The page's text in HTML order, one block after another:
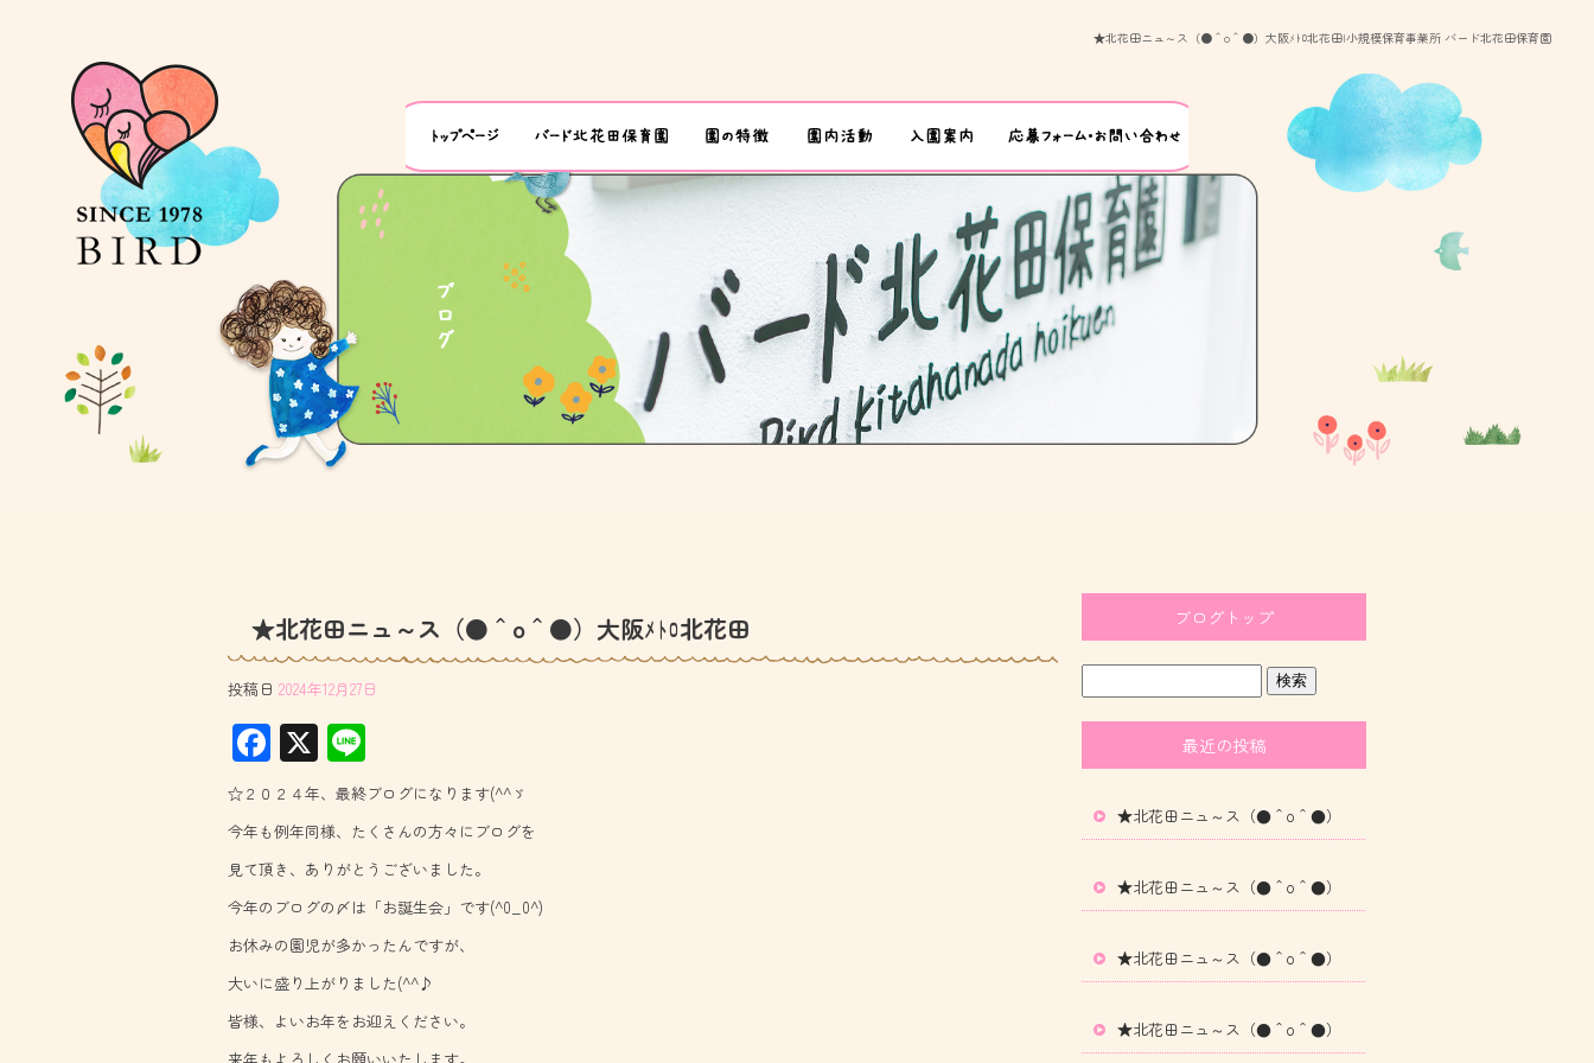
★北花田ニュ～ス（●＾o＾●）大阪ﾒﾄﾛ北花田|小規模保育事業所 バード北花田保育園
★北花田ニュ～ス（●＾o＾●）大阪ﾒﾄﾛ北花田
投稿日 2024年12月27日
F
ac
e
b
o
ok
X
ne
☆２０２４年、最終ブログになります(^^ゞ
今年も例年同様、たくさんの方々にブログを
見て頂き、ありがとうございました。
今年のブログの〆は「お誕生会」です(^0_0^)
お休みの園児が多かったんですが、
大いに盛り上がりました(^^♪
皆様、よいお年をお迎えください。
ブログトップ
最近の投稿
★北花田ニュ～ス（●＾o＾●）
★北花田ニュ～ス（●＾o＾●）
★北花田ニュ～ス（●＾o＾●）
★北花田ニュ～ス（●＾o＾●）